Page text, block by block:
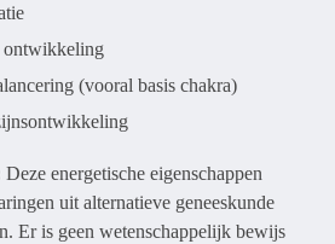
ontwikkeling
(vooral basis chakra)
Deze energetische eigenschappen
uit alternatieve geneeskunde
Er is geen wetenschappelijk bewijs